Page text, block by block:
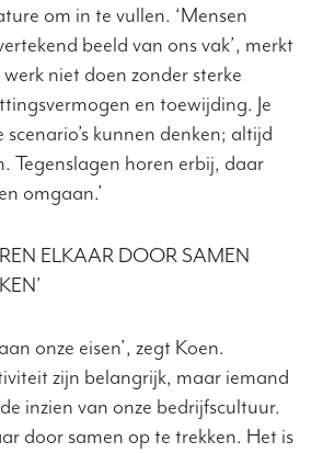
om in te vullen. ‘Mensen
beeld van ons vak’, merkt
werk niet doen zonder sterke
en toewijding. Je
kunnen denken; altijd
Tegenslagen horen erbij, daar
omgaan.’
ELKAAR DOOR SAMEN
onze eisen’, zegt Koen.
zijn belangrijk, maar iemand
inzien van onze bedrijfscultuur.
door samen op te trekken. Het is